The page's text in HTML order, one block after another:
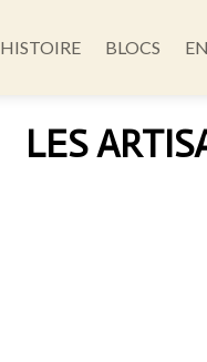
HISTOIRE BLOCS
LES